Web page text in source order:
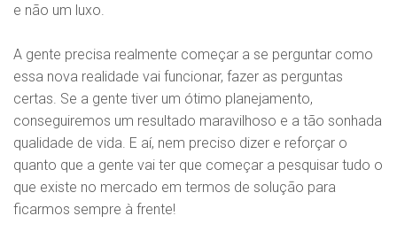
e não um luxo.
A gente precisa realmente começar a se perguntar como
essa nova realidade vai funcionar, fazer as perguntas
certas. Se a gente tiver um ótimo planejamento,
conseguiremos um resultado maravilhoso e a tão sonhada
qualidade de vida. E aí, nem preciso dizer e reforçar o
quanto que a gente vai ter que começar a pesquisar tudo o
que existe no mercado em termos de solução para
ficarmos sempre à frente!